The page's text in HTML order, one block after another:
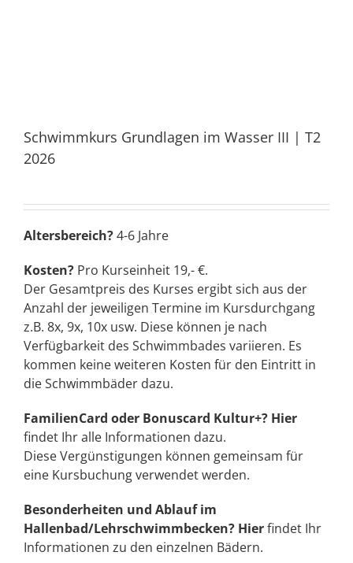
Schwimmkurs Grundlagen im Wasser III | T2
2026
Altersbereich?4-6 Jahre
Kosten? Pro Kurseinheit 19,- €.
Der Gesamtpreis des Kurses ergibt sich aus der
Anzahl der jeweiligen Termine im Kursdurchgang
z.B. 8x, 9x, 10x usw. Diese können je nach
Verfügbarkeit des Schwimmbades variieren. Es
kommen keine weiteren Kosten für den Eintritt in
die Schwimmbäder dazu.
FamilienCard oder Bonuscard Kultur+? Hier
findet Ihr alle Informationen dazu.
Diese Vergünstigungen können gemeinsam für
eine Kursbuchung verwendet werden.
Besonderheiten und Ablauf im
Hallenbad/Lehrschwimmbecken? Hierfindet Ihr
Informationen zu den einzelnen Bädern.